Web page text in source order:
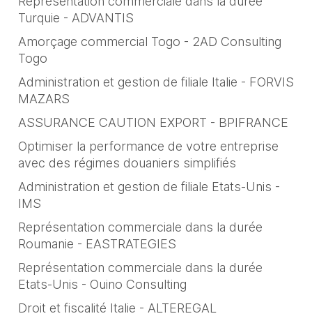
Turquie - ADVANTIS
Amorçage commercial Togo - 2AD Consulting
Togo
Administration et gestion de filiale Italie - FORVIS
MAZARS
ASSURANCE CAUTION EXPORT - BPIFRANCE
Optimiser la performance de votre entreprise
avec des régimes douaniers simplifiés
Administration et gestion de filiale Etats-Unis -
IMS
Représentation commerciale dans la durée
Roumanie - EASTRATEGIES
Représentation commerciale dans la durée
Etats-Unis - Ouino Consulting
Droit et fiscalité Italie - ALTEREGAL